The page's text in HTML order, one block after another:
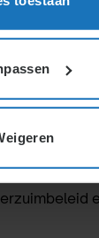
en plichten
en plichten